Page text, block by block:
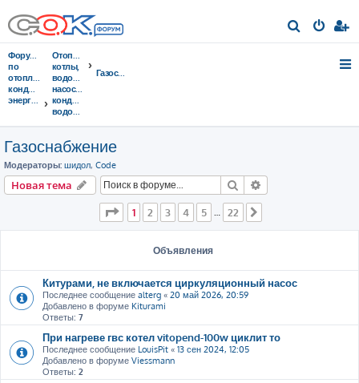
о
Форумы
по
отоплению,
кондиционированию,
энергосбережению
Отопительные
котлы,
водонагреватели,
насосы,
кондиционеры,
водоочистка...
Газоснабжение
Газоснабжение
Модераторы: шидол, Code
Новая тема Поиск
Страница из 22
1 2 3 4 5 22
Объявления
Китурами, не включается циркуляционный насос
Последнее сообщение alterg « 20 май 2026, 20:59
Добавлено в форуме Kiturami
Ответы: 7
При нагреве гвс котел vitopend-100w циклит то
Последнее сообщение LouisPit « 13 сен 2024, 12:05
Добавлено в форуме Viessmann
Ответы: 2